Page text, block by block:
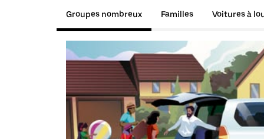
Groupes nombreux Familles Voitures à